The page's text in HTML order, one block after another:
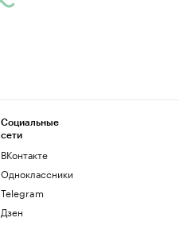
Социальные
сети
ВКонтакте
Одноклассники
Telegram
Дзен